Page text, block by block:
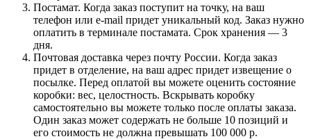
Постамат. Когда заказ поступит на точку, на ваш
телефон или e-mail придет уникальный код. Заказ нужно
оплатить в терминале постамата. Срок хранения — 3
дня.
Почтовая доставка через почту России. Когда заказ
придет в отделение, на ваш адрес придет извещение о
посылке. Перед оплатой вы можете оценить состояние
коробки: вес, целостность. Вскрывать коробку
самостоятельно вы можете только после оплаты заказа.
Один заказ может содержать не больше 10 позиций и
его стоимость не должна превышать 100 000 р.